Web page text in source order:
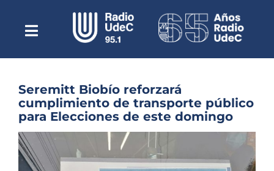
contenidoToggle
NavigationEscuchar Radio UdeC en vivo
Quiénes Somos
Programación
Podcast
Noticias
Seremitt Biobío reforzará
cumplimiento de transporte público
para Elecciones de este domingo
Ver
imagen
más